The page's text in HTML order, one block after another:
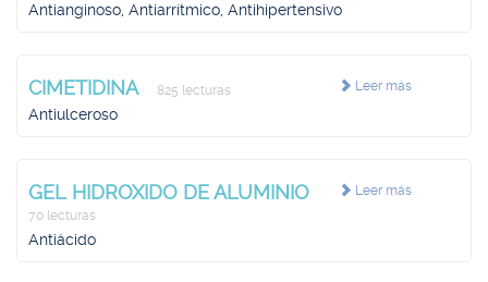
Antianginoso, Antiarrítmico, Antihipertensivo
Leer más
CIMETIDINA 825 lecturas
Antiulceroso
Leer más
GEL HIDROXIDO DE ALUMINIO
70 lecturas
Antiácido